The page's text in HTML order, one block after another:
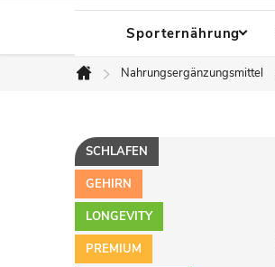
Sporternährung
Startseite
Nahrungsergänzungsmittel
SCHLAFEN
GEHIRN
LONGEVITY
PREMIUM